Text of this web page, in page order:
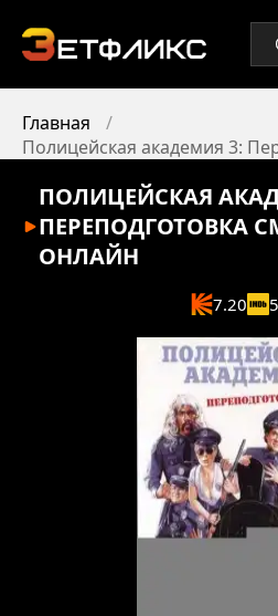
Главная
Полицейская академия 3:
ПОЛИЦЕЙСКАЯ
ПЕРЕПОДГОТОВКА
ОНЛАЙН
7.20